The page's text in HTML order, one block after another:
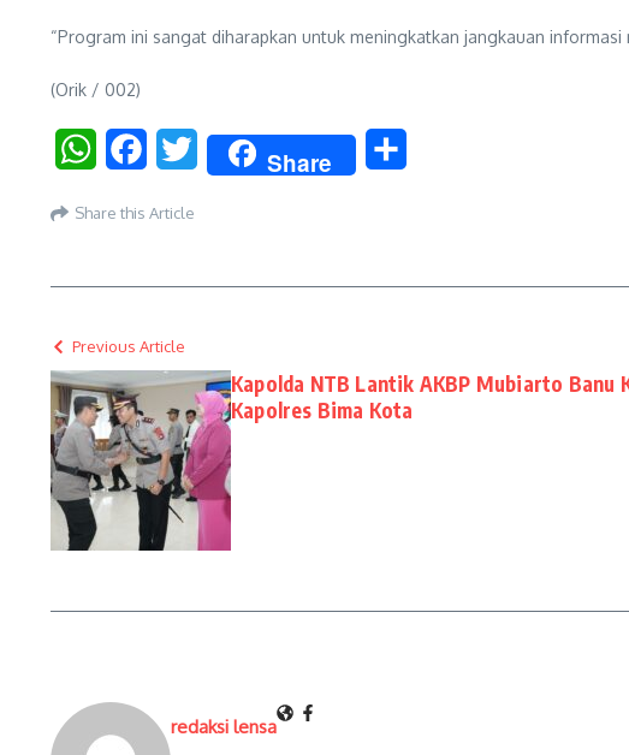
“Program ini sangat diharapkan untuk meningkatkan jangkauan
(Orik / 002)
WhatsAppFacebookTwitter Share
Share this Article
Previous Article
Kapolda NTB Lantik AKBP Mubiarto Banu
Kapolres Bima Kota
redaksi lensa